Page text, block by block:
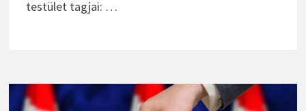
testület tagjai: …